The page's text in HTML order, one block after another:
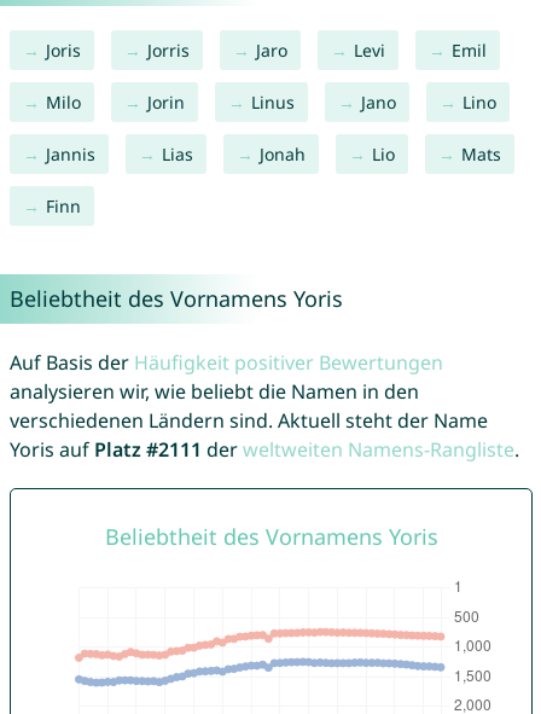
Joris Jorris Jaro Levi Emil
Milo Jorin Linus Jano Lino
Jannis Lias Jonah Lio Mats
Finn
Beliebtheit des Vornamens Yoris
Auf Basis der Häufigkeit positiver Bewertungen
analysieren wir, wie beliebt die Namen in den
verschiedenen Ländern sind. Aktuell steht der Name
Yoris auf Platz #2111 derweltweiten Namens-Rangliste.